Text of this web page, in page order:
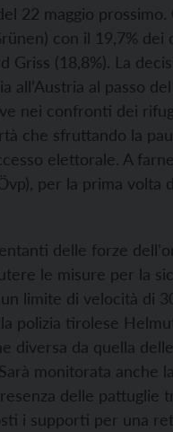
22 maggio
con il 19,7%
Griss (18,8%). La
all’Austria al passo
nei confronti dei
che sfruttando la
elettorale. A
per la prima volta
delle forze
le misure per la
limite di velocità di
polizia tirolese
diversa da quella
monitorata anche
delle pattuglie
i supporti per una